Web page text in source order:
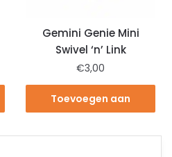
Gemini Genie Mini
Swivel ‘n’ Link
€3,00
Toevoegen aan